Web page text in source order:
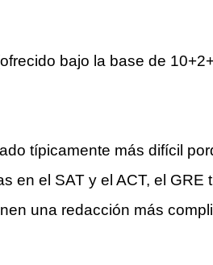
bajo la base de
típicamente más difícil
en el SAT y el ACT, el
una redacción más